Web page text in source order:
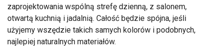
zaprojektowania wspólną strefę dzienną, z salonem,
otwartą kuchnią i jadalnią. Całość będzie spójna, jeśli
użyjemy wszędzie takich samych kolorów i podobnych,
najlepiej naturalnych materiałów.